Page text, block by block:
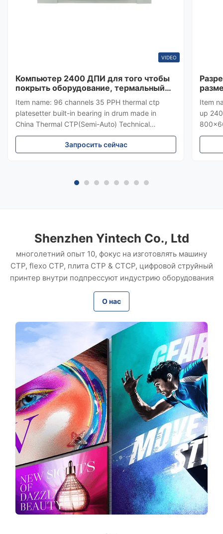
VIDEO
Компьютер 2400 ДПИ для того чтобы
покрыть оборудование, термальный
тип каналы машины КТП Мулти
Item name: 96 channels 35 PPH thermal ctp
platesetter built-in bearing in drum made in
China Thermal CTP(Semi-Auto) Technical
specification Model Thermal CTP Yinber 8300A
Yinber 8500A1 Yinber 8600A Yinber 4300A
22 29 Max./Min. Format Max.: 1160mmx940mm
Запросить сейчас
80%
Item
up
Shenzhen Yintech Co., Ltd
многолетний опыт 10, фокус на изготовлять машину
CTP, flexo CTP, плита CTP & CTCP, цифровой струйный
принтер внутри подпрессуют индустрию оборудования
О нас